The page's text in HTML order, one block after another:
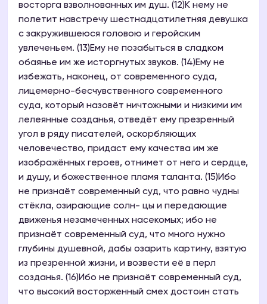
восторга взволнованных им душ. (12)К нему не
полетит навстречу шестнадцатилетняя девушка
с закружившеюся головою и геройским
увлеченьем. (13)Ему не позабыться в сладком
обаянье им же исторгнутых звуков. (14)Ему не
избежать, наконец, от современного суда,
лицемерно-бесчувственного современного
суда, который назовёт ничтожными и низкими им
лелеянные созданья, отведёт ему презренный
угол в ряду писателей, оскорбляющих
человечество, придаст ему качества им же
изображённых героев, отнимет от него и сердце,
и душу, и божественное пламя таланта. (15)Ибо
не признаёт современный суд, что равно чудны
стёкла, озирающие солн- цы и передающие
движенья незамеченных насекомых; ибо не
признаёт современный суд, что много нужно
глубины душевной, дабы озарить картину, взятую
из презренной жизни, и возвести её в перл
созданья. (16)Ибо не признаёт современный суд,
что высокий восторженный смех достоин стать